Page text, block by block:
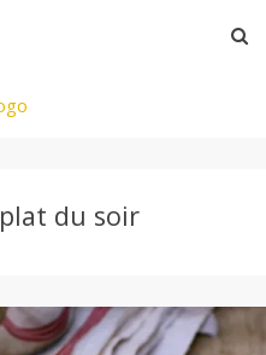
plat du soir